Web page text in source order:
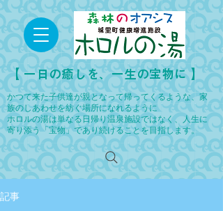
​【 一日の癒しを、一生の宝物に 】
かつて来た子供達が親となって帰ってくるような、家
族のしあわせを紡ぐ場所になれるように
ホロルの湯は単なる日帰り温泉施設ではなく、人生に
寄り添う「宝物」であり続けることを目指します。
記事